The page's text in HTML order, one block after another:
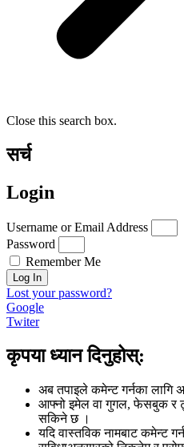
Close this search box.
सर्च
Login
Username or Email Address
Password
Remember Me
Log In
Lost your password?
Google
Twiter
कृपया ध्यान दिनुहोस्:
अब तपाइले कमेन्ट गर्नका लागि
आफ्नो इमेल वा गुगल, फेसबुक र
सकिने छ ।
यदि वास्तविक नामबाट कमेन्ट